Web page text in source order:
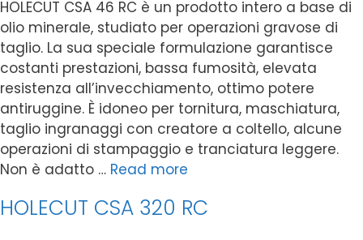
HOLECUT CSA 46 RC è un prodotto intero a base di
olio minerale, studiato per operazioni gravose di
taglio. La sua speciale formulazione garantisce
costanti prestazioni, bassa fumosità, elevata
resistenza all’invecchiamento, ottimo potere
antiruggine. È idoneo per tornitura, maschiatura,
taglio ingranaggi con creatore a coltello, alcune
operazioni di stampaggio e tranciatura leggere.
Non è adatto … Read more
HOLECUT CSA 320 RC